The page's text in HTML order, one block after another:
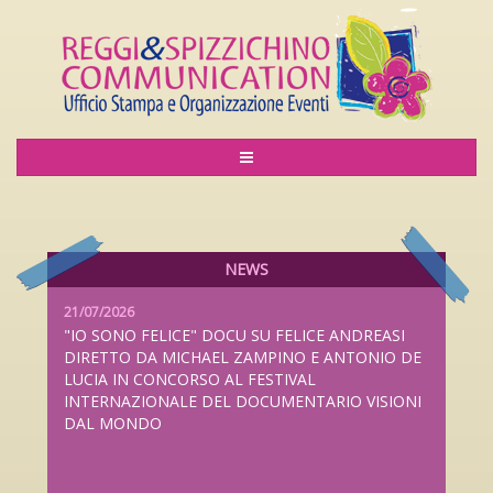
NEWS
06/08/2026
LILIANA CAVANI PREMIO ALLA CARRIERA AL
LUCCA FILM FESTIVAL 2026 DAL 26 SETTEMBRE
AL 4 OTTOBRE
21/07/2026
"IO SONO FELICE" DOCU SU FELICE ANDREASI
DIRETTO DA MICHAEL ZAMPINO E ANTONIO DE
LUCIA IN CONCORSO AL FESTIVAL
INTERNAZIONALE DEL DOCUMENTARIO VISIONI
DAL MONDO